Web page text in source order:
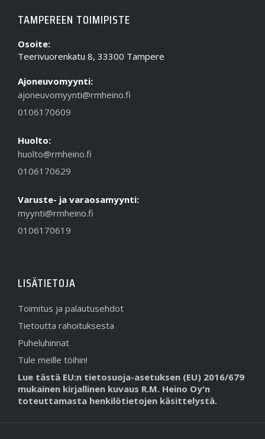
TAMPEREEN TOIMIPISTE
Osoite:
Teerivuorenkatu 8, 33300 Tampere
Ajoneuvomyynti:
ajoneuvomyynti@rmheino.fi
0106170609
Huolto:
huolto@rmheino.fi
0106170629
Varuste- ja varaosamyynti:
myynti@rmheino.fi
0106170619
LISÄTIETOJA
Toimitus ja palautusehdot
Tietoutta rahoituksesta
Puheluhinnat
Tule meille töihin!
Lue tästä EU:n tietosuoja-asetuksen (EU) 2016/679
mukainen kirjallinen kuvaus R.M. Heino Oy'n
toteuttamasta henkilötietojen käsittelystä.